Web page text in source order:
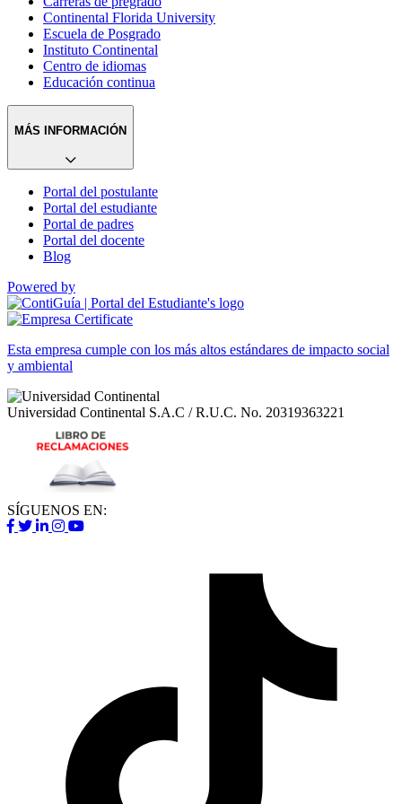
Continental Florida University
Escuela de Posgrado
Instituto Continental
Centro de idiomas
Educación continua
MÁS INFORMACIÓN
Portal del postulante
Portal del estudiante
Portal de padres
Portal del docente
Blog
Powered by
Esta empresa cumple con los más altos estándares de impacto social
y ambiental
Universidad Continental S.A.C / R.U.C. No. 20319363221
SÍGUENOS EN: